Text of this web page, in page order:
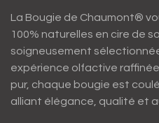
La Bougie de Chaumont®
100% naturelles en cire de
soigneusement
expérience olfactive
pur, chaque bougie est
alliant élégance, qualité et